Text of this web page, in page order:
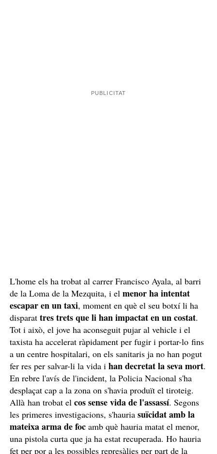
L'home els ha trobat al carrer Francisco Ayala, al barri
de la Loma de la Mezquita, i el menor ha intentat
escapar en un taxi, moment en què el seu botxí li ha
disparat tres trets que li han impactat en un costat.
Tot i això, el jove ha aconseguit pujar al vehicle i el
taxista ha accelerat ràpidament per fugir i portar-lo fins
a un centre hospitalari, on els sanitaris ja no han pogut
fer res per salvar-li la vida i han decretat la seva mort.
En rebre l'avís de l'incident, la Policia Nacional s'ha
desplaçat cap a la zona on s'havia produït el tiroteig.
Allà han trobat el cos sense vida de l'assassí. Segons
les primeres investigacions, s'hauria suïcidat amb la
mateixa arma de foc amb què hauria matat el menor,
una pistola curta que ja ha estat recuperada. Ho hauria
fet per por a les possibles represàlies per part de la